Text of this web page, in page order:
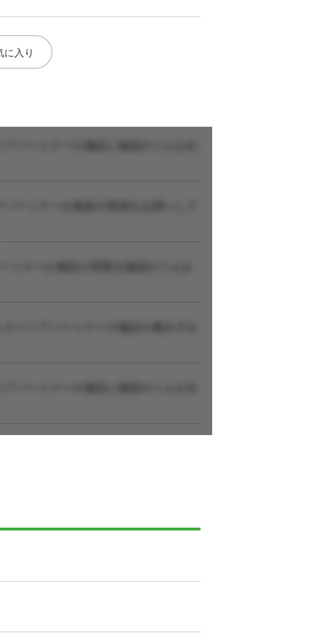
に入り
パートナーが施設に確認のうえお伝
ートナーが最新の実績をお調べして
トナーが施設の実態を確認のうえお
ャリアパートナーが施設の働き方を
パートナーが施設に確認のうえお伝